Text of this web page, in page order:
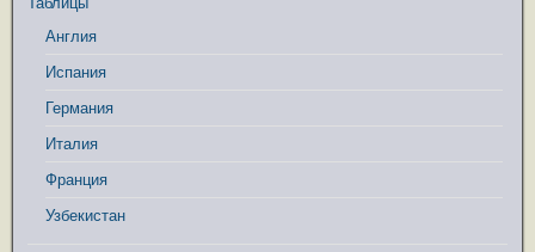
Англия
Испания
Германия
Италия
Франция
Узбекистан